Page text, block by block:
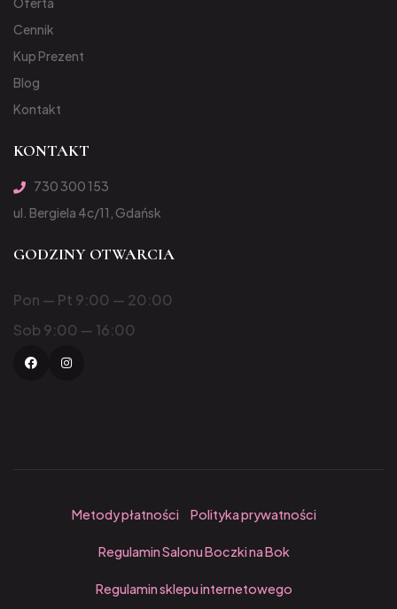
Cennik
Kup Prezent
Blog
Kontakt
KONTAKT
730 300 153
ul. Bergiela 4c/11, Gdańsk
GODZINY OTWARCIA
Pon — Pt 9:00 — 20:00
Sob 9:00 — 16:00
Facebook
Metody płatności Polityka prywatności
Regulamin Salonu Boczki na Bok
Regulamin sklepu internetowego